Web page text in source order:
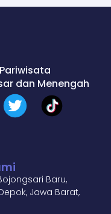
Pariwisata
dan Menengah
Baru,
Jawa Barat,